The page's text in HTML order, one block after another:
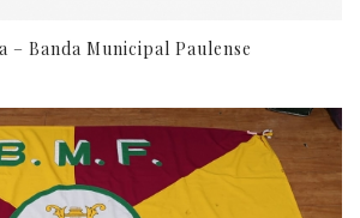
– Banda Municipal Paulense